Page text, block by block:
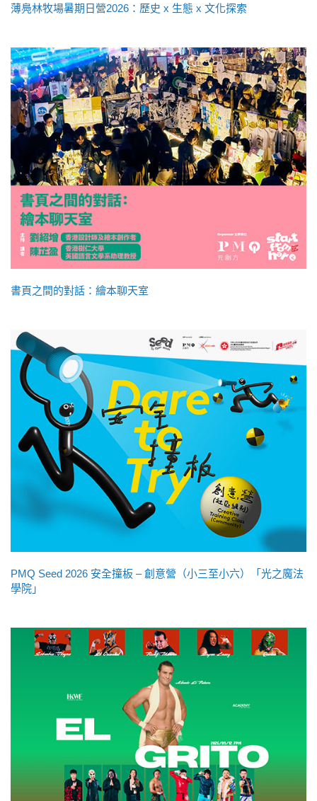
薄鳧林牧場暑期日營2026：歷史 x 生態 x 文化探索
書頁之間的對話：繪本聊天室
PMQ Seed 2026 安全撞板 – 創意營（小三至小六）「光之魔法
學院」